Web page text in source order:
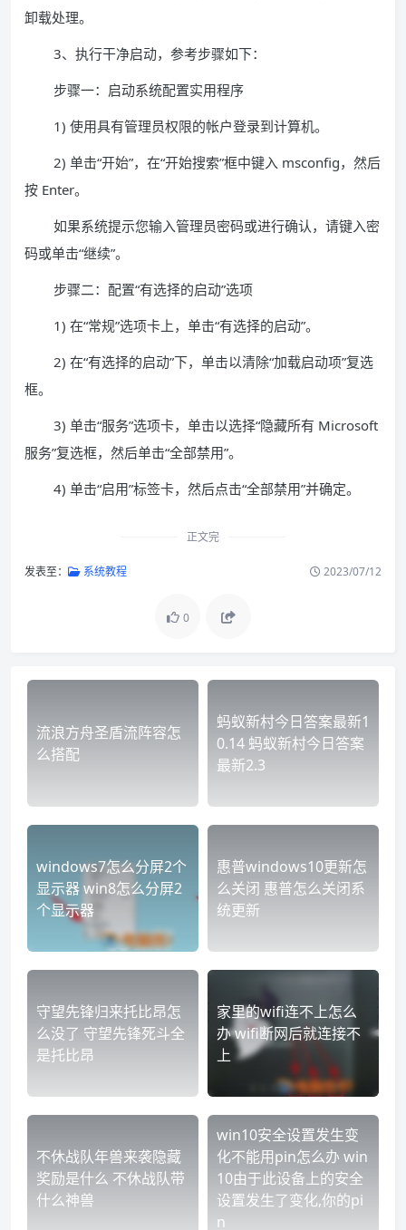
卸载处理。
3、执行干净启动，参考步骤如下：
步骤一：启动系统配置实用程序
1) 使用具有管理员权限的帐户登录到计算机。
2) 单击“开始”，在“开始搜索”框中键入 msconfig，然后
按 Enter。
如果系统提示您输入管理员密码或进行确认，请键入密
码或单击“继续”。
步骤二：配置“有选择的启动”选项
1) 在“常规”选项卡上，单击“有选择的启动”。
2) 在“有选择的启动”下，单击以清除“加载启动项”复选
框。
3) 单击“服务”选项卡，单击以选择“隐藏所有 Microsoft
服务”复选框，然后单击“全部禁用”。
4) 单击“启用”标签卡，然后点击“全部禁用”并确定。
正文完
发表至： 系统教程 2023/07/12
0
流浪方舟圣盾流阵容怎
么搭配
蚂蚁新村今日答案最新1
0.14 蚂蚁新村今日答案
最新2.3
windows7怎么分屏2个
显示器 win8怎么分屏2
个显示器
惠普windows10更新怎
么关闭 惠普怎么关闭系
统更新
守望先锋归来托比昂怎
么没了 守望先锋死斗全
是托比昂
家里的wifi连不上怎么
办 wifi断网后就连接不
上
不休战队年兽来袭隐藏
奖励是什么 不休战队带
什么神兽
win10安全设置发生变
化不能用pin怎么办 win
10由于此设备上的安全
设置发生了变化,你的pi
n